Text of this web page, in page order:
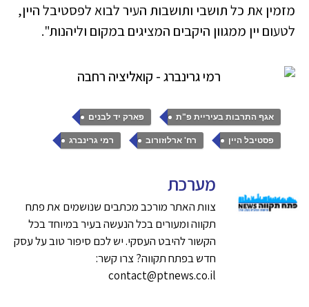
מזמין את כל תושבי ותושבות העיר לבוא לפסטיבל היין,
לטעום יין ממגוון היקבים המציגים במקום וליהנות".
אגף התרבות בעיריית פ"ת , פארק יד לבנים ,
פסטיבל היין , רח' ארלוזורוב , רמי גרינברג
מערכת
צוות האתר מורכב מכתבים שנושמים את פתח
תקווה ומעורים בכל הנעשה בעיר במיוחד בכל
הקשור להיבט העסקי. יש לכם סיפור טוב על עסק
חדש בפתח תקווה? צרו קשר:
contact@ptnews.co.il